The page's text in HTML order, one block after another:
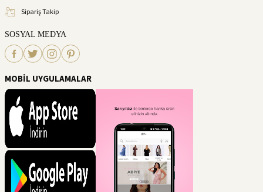
Sipariş Takip
SOSYAL MEDYA
MOBİL UYGULAMALAR